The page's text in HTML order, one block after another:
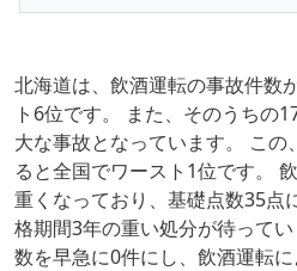
北海道は、飲酒運転の事故件数
ト6位です。 また、そのうちの
大な事故となっています。 こ
ると全国でワースト1位です。
重くなっており、基礎点数35点
格期間3年の重い処分が待って
数を早急に0件にし、飲酒運転